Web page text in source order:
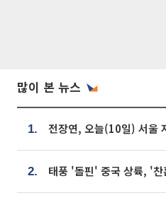
많이 본 뉴스
1.
2.